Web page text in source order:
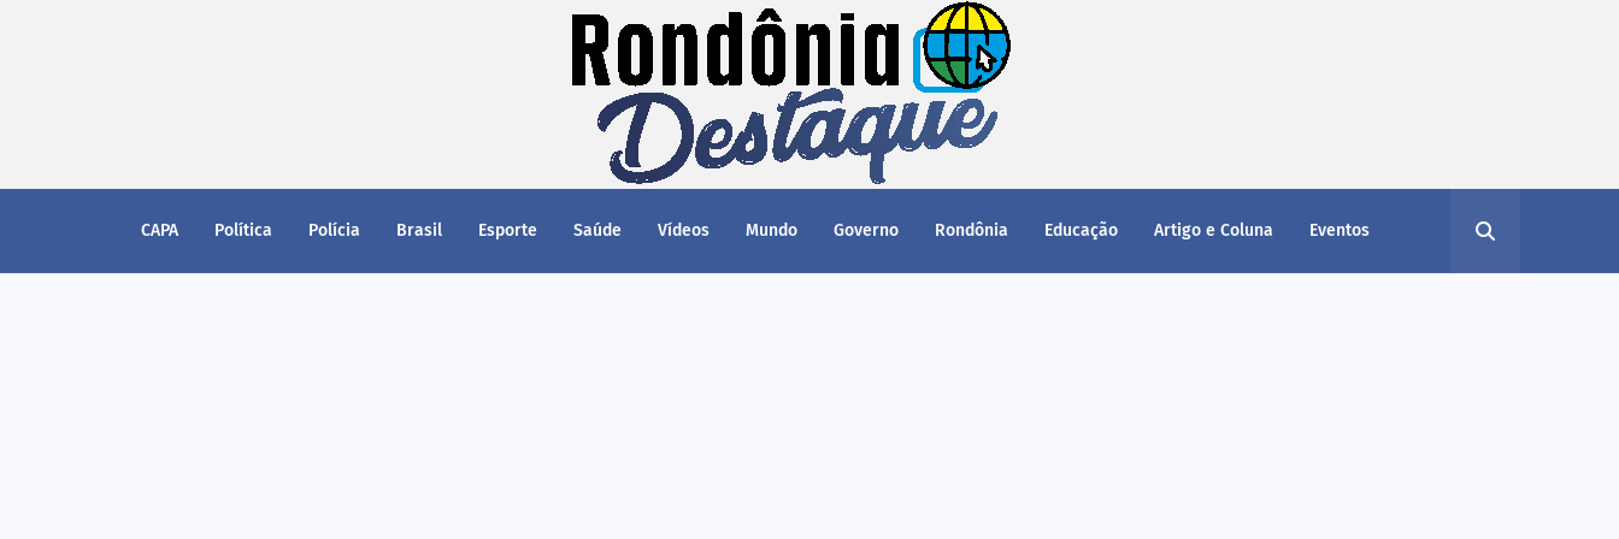
CAPA Política Polícia Brasil Esporte Saúde Vídeos Mundo Governo Rondônia Educação Artigo e Coluna Eventos